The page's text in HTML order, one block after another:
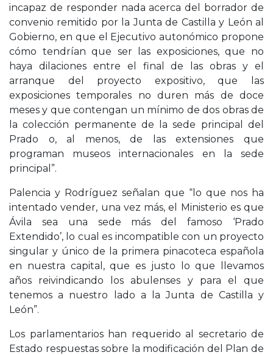
incapaz de responder nada acerca del borrador de
convenio remitido por la Junta de Castilla y León al
Gobierno, en que el Ejecutivo autonómico propone
cómo tendrían que ser las exposiciones, que no
haya dilaciones entre el final de las obras y el
arranque del proyecto expositivo, que las
exposiciones temporales no duren más de doce
meses y que contengan un mínimo de dos obras de
la colección permanente de la sede principal del
Prado o, al menos, de las extensiones que
programan museos internacionales en la sede
principal”.
Palencia y Rodríguez señalan que “lo que nos ha
intentado vender, una vez más, el Ministerio es que
Ávila sea una sede más del famoso ‘Prado
Extendido’, lo cual es incompatible con un proyecto
singular y único de la primera pinacoteca española
en nuestra capital, que es justo lo que llevamos
años reivindicando los abulenses y para el que
tenemos a nuestro lado a la Junta de Castilla y
León”.
Los parlamentarios han requerido al secretario de
Estado respuestas sobre la modificación del Plan de